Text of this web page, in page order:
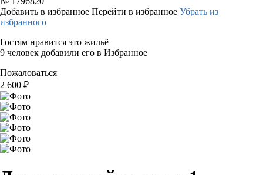
Добавить в избранное Перейти в избранное Убрать из
избранного
Гостям нравится это жильё
9 человек добавили его в Избранное
Пожаловаться
2 600 ₽